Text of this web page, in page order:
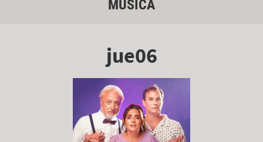
MÚSICA
jue06